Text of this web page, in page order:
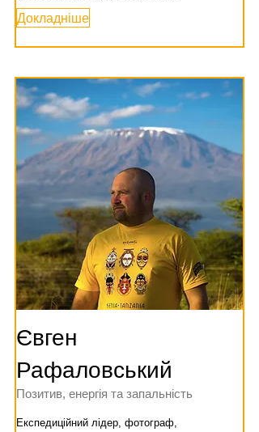
Докладніше
Євген
Рафаловський
Позитив, енергія та запальність
Експедиційний лідер, фотограф,